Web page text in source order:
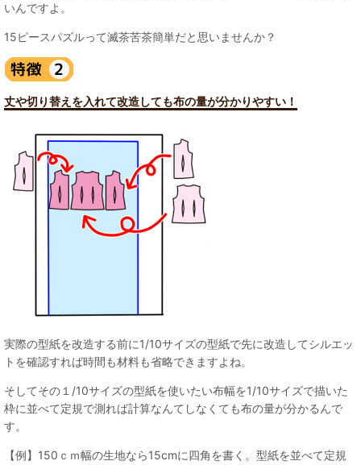
いんですよ。
15ピースパズルって滅茶苦茶簡単だと思いませんか？
丈や切り替えを入れて改造しても布の量が分かりやすい！
実際の型紙を改造する前に1/10サイズの型紙で先に改造してシルエッ
トを確認すれば時間も材料も省略できますよね。
そしてその１/10サイズの型紙を使いたい布幅を1/10サイズで描いた
枠に並べて定規で測れば計算なんてしなくても布の量が分かるんで
す。
【例】150ｃｍ幅の生地なら15cmに四角を書く。型紙を並べて定規